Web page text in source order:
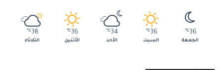
36
℃
الجمعة
36
℃
السبت
34
℃
الأحد
36
℃
الأثنين
38
℃
الثلاثاء